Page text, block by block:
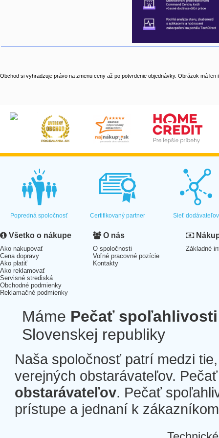
Obchod si vyhradzuje právo na zmenu ceny až po potvrdenie objednávky. Obrázok má len
Popredná spoločnosť Certifikovaný partner Sieť dodávateľov
Všetko o nákupe
Ako nakupovať
Cena dopravy
Ako platiť
Ako reklamovať
Servisné strediská
Obchodné podmienky
Reklamačné podmienky
O nás
O spoločnosti
Voľné pracovné pozície
Kontakty
Základné
Máme Pečať spoľahlivosti
Slovenskej republiky
Naša spoločnosť patrí medzi
verejných obstarávateľov.
obstarávateľov. Pečať
prístupe a jednaní k